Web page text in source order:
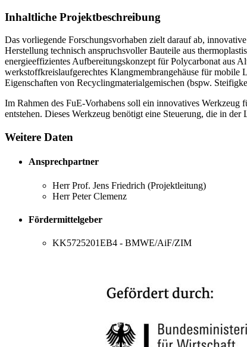
Inhaltliche Projektbeschreibung
Das vorliegende Forschungsvorhaben zielt darauf ab,
Herstellung technisch anspruchsvoller Bauteile aus
energieeffizientes Aufbereitungskonzept für Polycarbonat aus
werkstoffkreislaufgerechtes Klangmembrangehäuse für mobile
Eigenschaften von Recyclingmaterialgemischen (bspw.
Im Rahmen des FuE-Vorhabens soll ein innovatives
entstehen. Dieses Werkzeug benötigt eine Steuerung, die in
Weitere Daten
Ansprechpartner
Herr Prof. Jens Friedrich (Projektleitung)
Herr Peter Clemenz
Fördermittelgeber
KK5725201EB4 - BMWE/AiF/ZIM